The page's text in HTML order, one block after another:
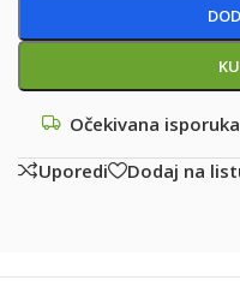
Očekivana
Uporedi
Dodaj na